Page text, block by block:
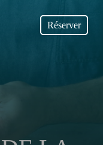
Réserver